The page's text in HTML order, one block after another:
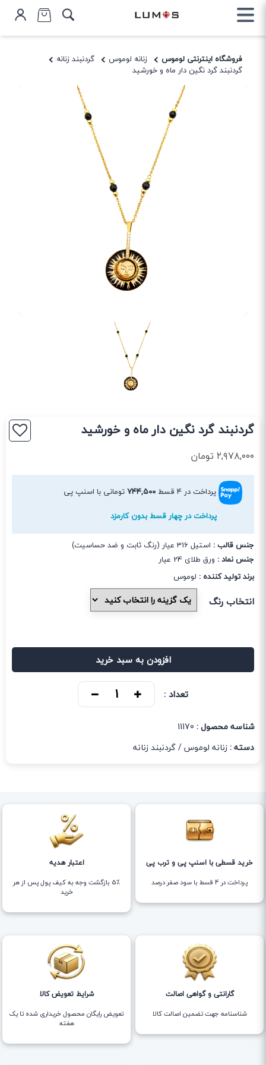
فروشگاه اینترنتی لوموس زنانه لوموس
گردنبند زنانه
گردنبند گرد نگین دار ماه و خورشید
گردنبند گرد نگین دار ماه و خورشید
۲,۹۷۸,۰۰۰تومان
پرداخت در ۴ قسط ۷۴۴,۵۰۰تومانی با اسنپ پی
پرداخت در چهار قسط بدون کارمزد
جنس قالب : استیل 316 عیار (رنگ ثابت و ضد حساسیت)
جنس نماد : ورق طلای 24 عیار
برند تولید کننده : لوموس
انتخاب رنگ
افزودن به سبد خرید
تعداد :
شناسه محصول : 11170
دسته :زنانه لوموس/گردنبند زنانه
خرید قسطی با اسنپ پی و ترب پی
پرداخت در 4 قسط با سود صفر درصد
اعتبار هدیه
5٪ بازگشت وجه به کیف پول پس از هر
خرید
گارانتی و گواهی اصالت
شناسنامه جهت تضمین اصالت کالا
شرایط تعویض کالا
تعویض رایگان محصول خریداری شده تا یک
هفته